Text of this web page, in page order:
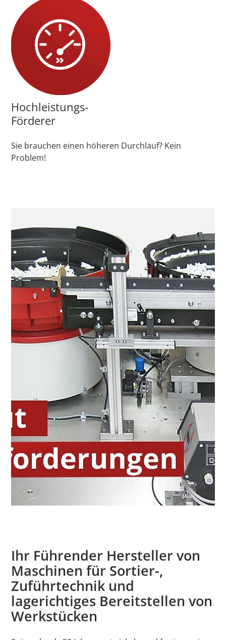
Hochleistungs-
Förderer
Sie brauchen einen höheren Durchlauf? Kein
Problem!
Ihr Führender Hersteller von
Maschinen für Sortier-,
Zuführtechnik und
lagerichtiges Bereitstellen von
Werkstücken